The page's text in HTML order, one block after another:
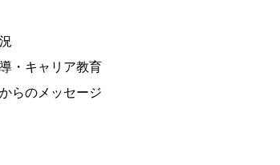
・キャリア教育
らのメッセージ